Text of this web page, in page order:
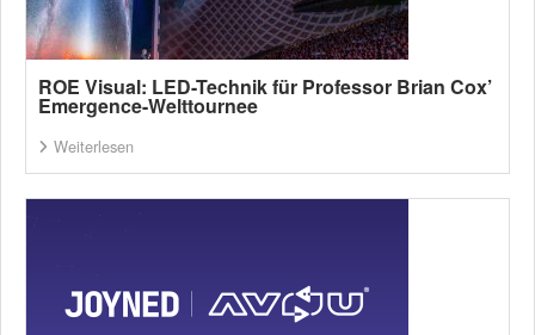
ROE Visual: LED-Technik für Professor Brian Cox’
Emergence-Welttournee
Weiterlesen